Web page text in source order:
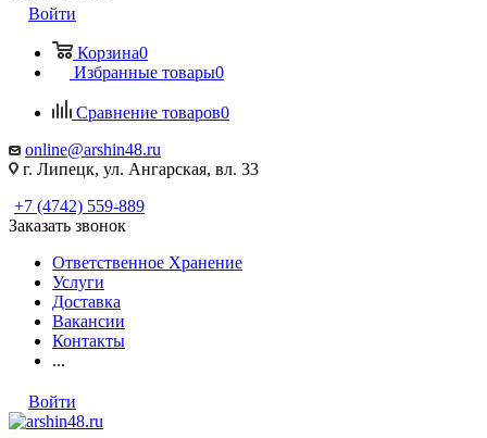
Войти
Корзина0
Избранные товары0
Сравнение товаров0
online@arshin48.ru
г. Липецк, ул. Ангарская, вл. 33
+7 (4742) 559-889
Заказать звонок
Ответственное Хранение
Услуги
Доставка
Вакансии
Контакты
...
Войти